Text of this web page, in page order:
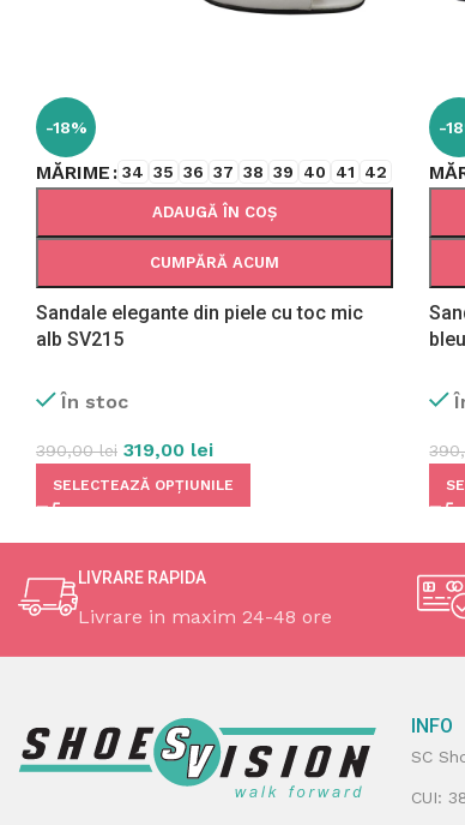
-18%
MĂRIME 34 35 36 37 38 39 40 41 42
ADAUGĂ ÎN COȘ
CUMPĂRĂ ACUM
Sandale elegante din piele cu toc mic
alb SV215
În stoc
390,00lei 319,00 lei
SELECTEAZĂ OPȚIUNILE
-
LIVRARE RAPIDA
Livrare in maxim 24-48 ore
INFO
SC
CUI: